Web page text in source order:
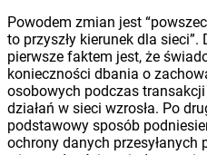
Powodem zmian jest
to przyszły kierunek dla
pierwsze faktem jest, że
konieczności dbania o
osobowych podczas
działań w sieci wzrosła. Po
podstawowy sposób
ochrony danych przesyłanych